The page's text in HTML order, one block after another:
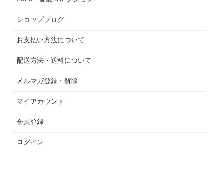
ショップブログ
お支払い方法について
配送方法・送料について
メルマガ登録・解除
マイアカウント
会員登録
ログイン